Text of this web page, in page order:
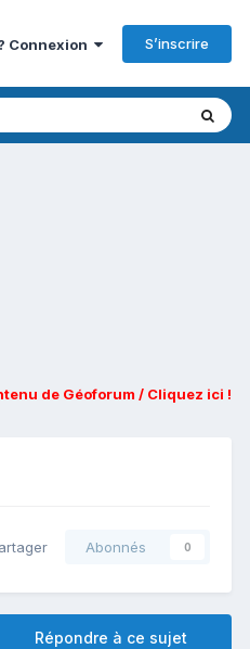
Connexion S’inscrire
de Géoforum / Cliquez ici !
Abonnés 0
Répondre à ce sujet